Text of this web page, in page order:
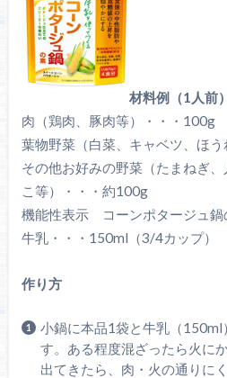
材料例（1人前）
肉（鶏肉、豚肉等）・・・100g
葉物野菜（白菜、キャベツ、ほ
その他お好みの野菜（たまねぎ
こ等）・・・約100g
機能性表示 コーンポタージュ鍋
牛乳・・・150ml（3/4カップ）
作り方
小鍋に本品1袋と牛乳（150ml
す。ある程度混ざったら火に
出てきたら、肉・火の通りに